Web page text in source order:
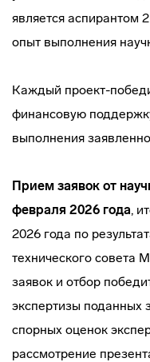
является аспирантом
опыт выполнения
Каждый проект-
финансовую
выполнения
Прием заявок от
февраля 2026 года,
2026 года по
технического совета
заявок и отбор
экспертизы поданных
спорных оценок
рассмотрение